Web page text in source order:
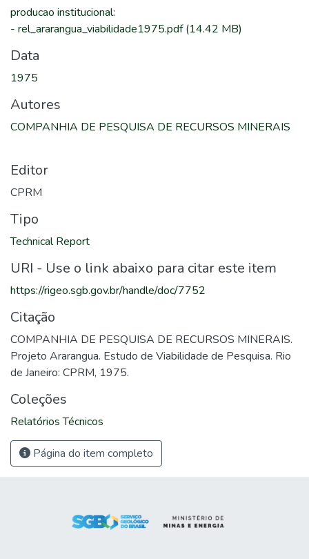
producao institucional:
- rel_ararangua_viabilidade1975.pdf(14.42 MB)
Data
1975
Autores
COMPANHIA DE PESQUISA DE RECURSOS MINERAIS
Editor
CPRM
Tipo
Technical Report
URI - Use o link abaixo para citar este item
https://rigeo.sgb.gov.br/handle/doc/7752
Citação
COMPANHIA DE PESQUISA DE RECURSOS MINERAIS.
Projeto Ararangua. Estudo de Viabilidade de Pesquisa. Rio
de Janeiro: CPRM, 1975.
Coleções
Relatórios Técnicos
Página do item completo